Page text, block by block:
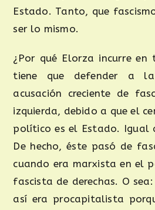
Estado. Tanto, que
ser lo mismo.
¿Por qué Elorza incurre en
tiene que defender a
acusación creciente de
izquierda, debido a que el
político es el Estado. Igual
De hecho, éste pasó de
cuando era marxista en el
fascista de derechas. O
así era procapitalista